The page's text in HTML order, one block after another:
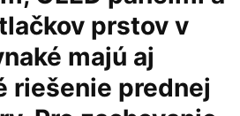
prstov v
majú aj
riešenie prednej